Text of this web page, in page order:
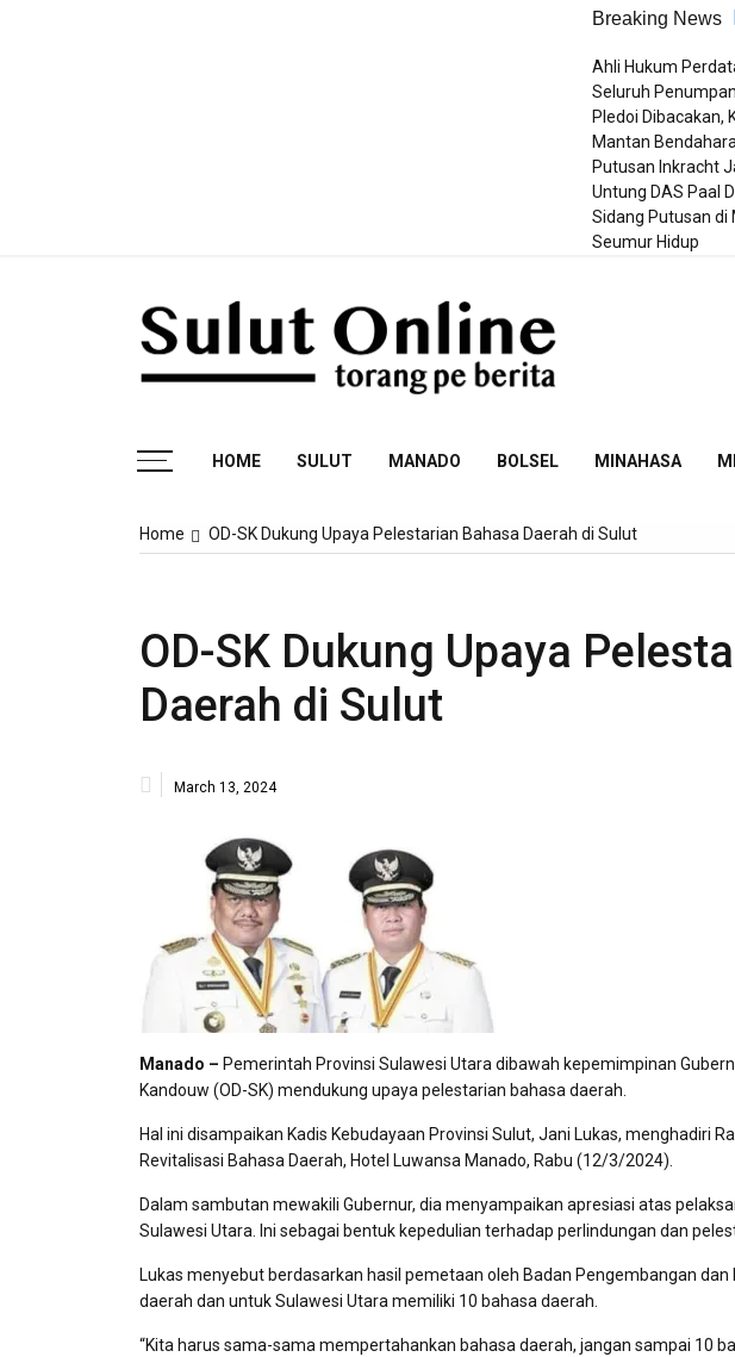
Breaking News
Ahli Hukum
Seluruh
Pledoi Dibacakan,
Mantan
Putusan Inkracht
Untung DAS Paal
Sidang Putusan di
Seumur Hidup
HOME SULUT MANADO BOLSEL MINAHASA
Home OD-SK Dukung Upaya Pelestarian Bahasa Daerah di Sulut
OD-SK Dukung Upaya
Daerah di Sulut
March 13, 2024
Manado – Pemerintah Provinsi Sulawesi Utara dibawah kepemimpinan
Kandouw (OD-SK) mendukung upaya pelestarian bahasa daerah.
Hal ini disampaikan Kadis Kebudayaan Provinsi Sulut, Jani Lukas, menghadiri
Revitalisasi Bahasa Daerah, Hotel Luwansa Manado, Rabu (12/3/2024).
Dalam sambutan mewakili Gubernur, dia menyampaikan apresiasi atas
Sulawesi Utara. Ini sebagai bentuk kepedulian terhadap perlindungan dan
Lukas menyebut berdasarkan hasil pemetaan oleh Badan Pengembangan
daerah dan untuk Sulawesi Utara memiliki 10 bahasa daerah.
“Kita harus sama-sama mempertahankan bahasa daerah, jangan sampai 10